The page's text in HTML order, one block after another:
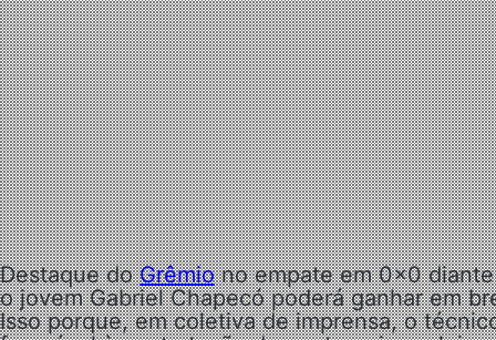
Destaque doGrêmiono empate em 0x0
o jovem Gabriel Chapecó poderá ganhar em
Isso porque, em coletiva de imprensa, o